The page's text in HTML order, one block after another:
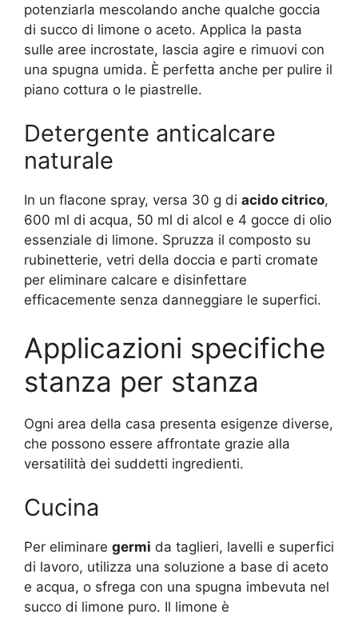
potenziarla mescolando anche qualche goccia
di succo di limone o aceto. Applica la pasta
sulle aree incrostate, lascia agire e rimuovi con
una spugna umida. È perfetta anche per pulire il
piano cottura o le piastrelle.
Detergente anticalcare
naturale
In un flacone spray, versa 30 g di acido citrico,
600 ml di acqua, 50 ml di alcol e 4 gocce di olio
essenziale di limone. Spruzza il composto su
rubinetterie, vetri della doccia e parti cromate
per eliminare calcare e disinfettare
efficacemente senza danneggiare le superfici.
Applicazioni specifiche
stanza per stanza
Ogni area della casa presenta esigenze diverse,
che possono essere affrontate grazie alla
versatilità dei suddetti ingredienti.
Cucina
Per eliminare germi da taglieri, lavelli e superfici
di lavoro, utilizza una soluzione a base di aceto
e acqua, o sfrega con una spugna imbevuta nel
succo di limone puro. Il limone è